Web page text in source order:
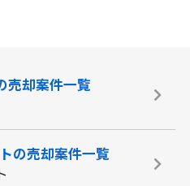
売却案件一覧
の売却案件一覧